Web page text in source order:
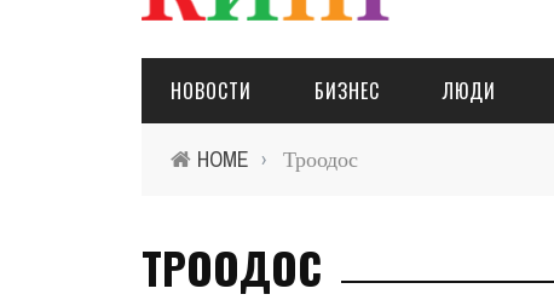
НОВОСТИ БИЗНЕС ЛЮДИ
HOME › Троодос
ТРООДОС